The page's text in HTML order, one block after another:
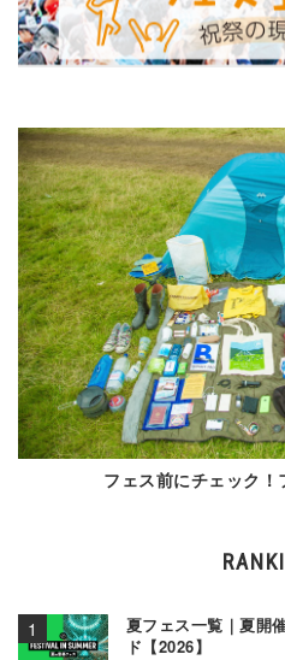
フェス前にチェック！
夏フェス一覧｜夏開
ド【2026】